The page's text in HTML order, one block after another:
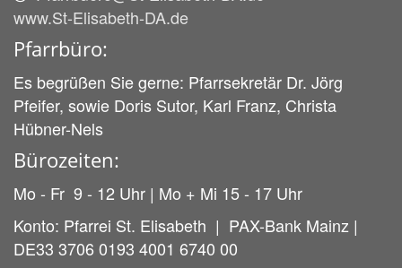
www.St-Elisabeth-DA.de
Pfarrbüro:
Es begrüßen Sie gerne: Pfarrsekretär Dr. Jörg
Pfeifer, sowie Doris Sutor, Karl Franz, Christa
Hübner-Nels
Bürozeiten:
Mo - Fr 9 - 12 Uhr | Mo + Mi 15 - 17 Uhr
Konto: Pfarrei St. Elisabeth | PAX-Bank Mainz |
DE33 3706 0193 4001 6740 00